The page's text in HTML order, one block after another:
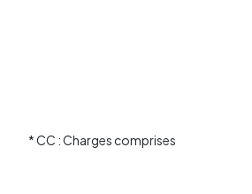
* CC : Charges comprises